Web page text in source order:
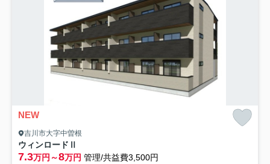
NEW
吉川市大字中曽根
ウィンロードⅡ
7.3万円～8万円 管理/共益費3,500円